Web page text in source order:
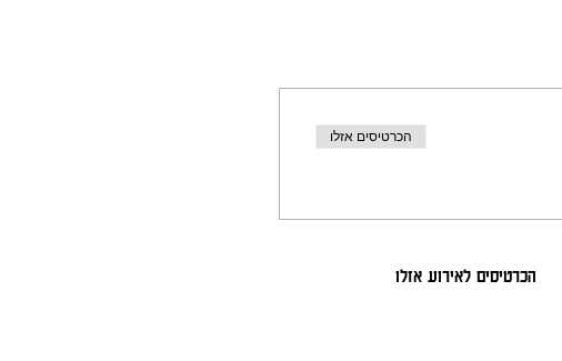
הכרטיסים אזלו
הכרטיסים לאירוע אזלו